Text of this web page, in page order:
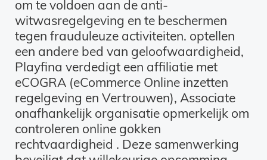
om te voldoen aan de anti-
witwasregelgeving en te beschermen
tegen frauduleuze activiteiten. optellen
een andere bed van geloofwaardigheid,
Playfina verdedigt een affiliatie met
eCOGRA (eCommerce Online inzetten
regelgeving en Vertrouwen), Associate
onafhankelijk organisatie opmerkelijk om
controleren online gokken
rechtvaardigheid . Deze samenwerking